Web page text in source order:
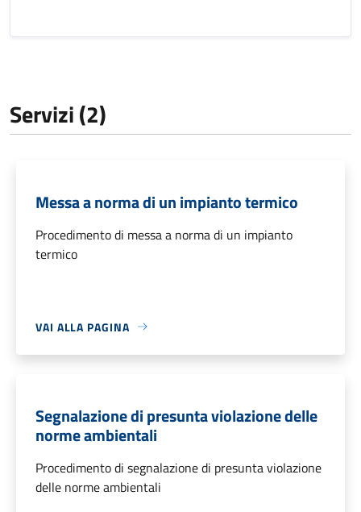
Servizi (2)
Messa a norma di un impianto termico
Procedimento di messa a norma di un impianto
termico
VAI ALLA PAGINA
Segnalazione di presunta violazione delle
norme ambientali
Procedimento di segnalazione di presunta violazione
delle norme ambientali